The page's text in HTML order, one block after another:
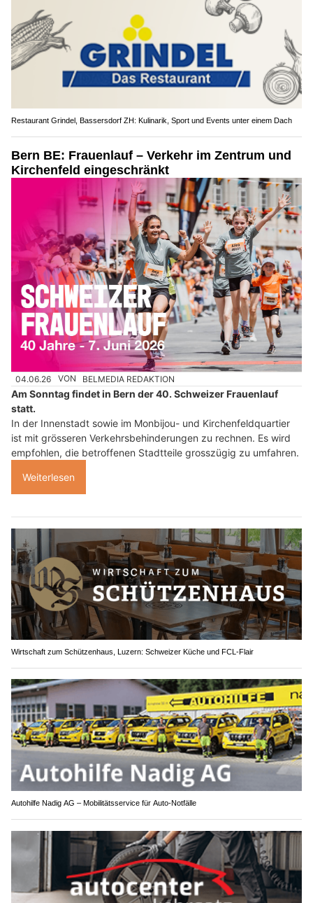
Restaurant Grindel, Bassersdorf ZH: Kulinarik, Sport und Events unter einem Dach
Bern BE: Frauenlauf – Verkehr im Zentrum und
Kirchenfeld eingeschränkt
04.06.26 VON BELMEDIA REDAKTION
Am Sonntag findet in Bern der 40. Schweizer Frauenlauf
statt.
In der Innenstadt sowie im Monbijou- und Kirchenfeldquartier
ist mit grösseren Verkehrsbehinderungen zu rechnen. Es wird
empfohlen, die betroffenen Stadtteile grosszügig zu umfahren.
Weiterlesen
Wirtschaft zum Schützenhaus, Luzern: Schweizer Küche und FCL-Flair
Autohilfe Nadig AG – Mobilitätsservice für Auto‑Notfälle